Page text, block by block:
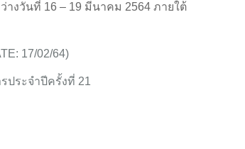
งวันที่ 16 – 19 มีนาคม 2564 ภายใต้
17/02/64)
ประจำปีครั้งที่ 21